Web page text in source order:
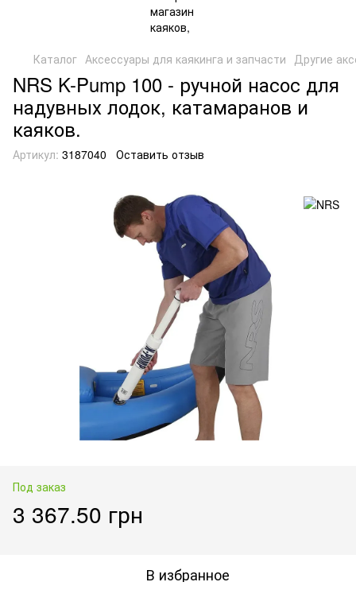
Каталог Аксессуары для каякинга и запчасти Другие
NRS K-Pump 100 - ручной насос для
надувных лодок, катамаранов и
каяков.
Артикул: 3187040 Оставить отзыв
Под заказ
3 367.50 грн
В избранное